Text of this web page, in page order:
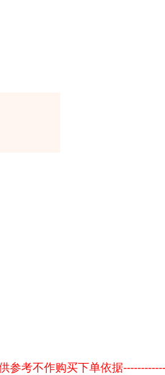
参考不作购买下单依据------------